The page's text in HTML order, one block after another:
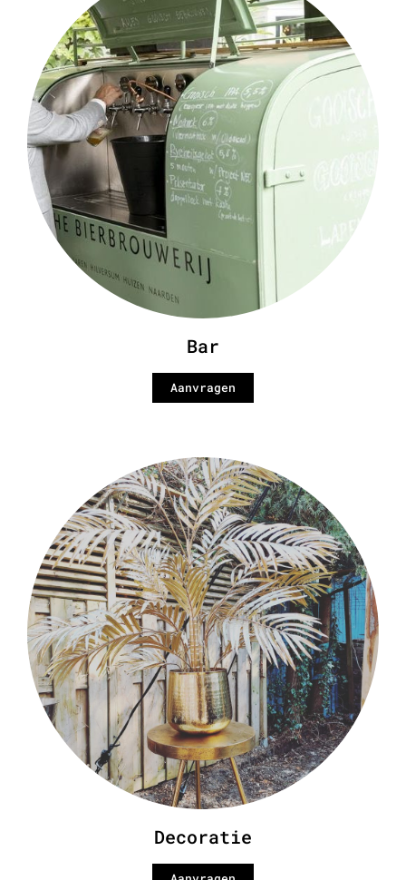
Bar
Aanvragen
Decoratie